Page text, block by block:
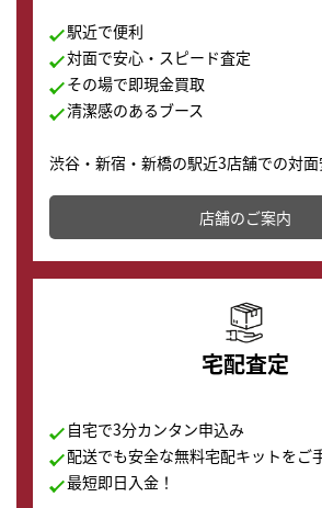
駅近で便利
対面で安心・スピード査定
その場で即現金買取
清潔感のあるブース
渋谷・新宿・新橋の駅近3店舗での対面
その場で現金買取致します。渋谷本店
店舗を併設しており、下取りに出して
の購入もできます♪
店舗のご案内
宅配査定
自宅で3分カンタン申込み
配送でも安全な無料宅配キットをご
最短即日入金！